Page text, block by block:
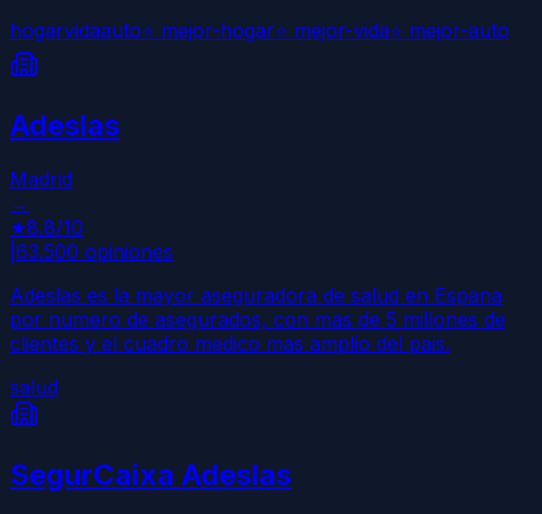
hogarvidaauto⭐ mejor-hogar⭐ mejor-vida⭐ mejor-auto
Adeslas
Madrid
→
★8.8/10
63.500 opiniones
Adeslas es la mayor aseguradora de salud en Espana
por numero de asegurados, con mas de 5 millones de
clientes y el cuadro medico mas amplio del pais.
salud
SegurCaixa Adeslas